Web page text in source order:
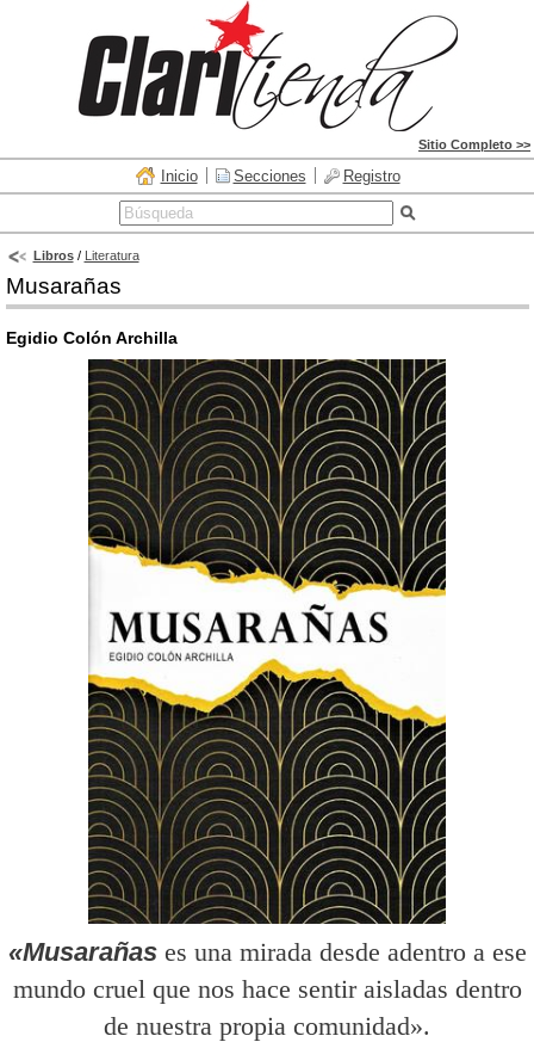
Sitio Completo >>
Inicio Secciones Registro
Libros/ Literatura
Musarañas
Egidio Colón Archilla
«Musarañas es una mirada desde adentro a ese
mundo cruel que nos hace sentir aisladas dentro
de nuestra propia comunidad».